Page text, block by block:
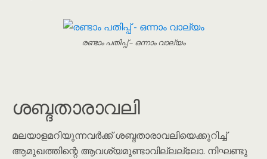
രണ്ടാം പതിപ്പ് – ഒന്നാം വാല്യം
ശബ്ദതാരാവലി
മലയാളമറിയുന്നവർക്ക് ശബ്ദതാരാവലിയെക്കുറിച്ച്
ആമുഖത്തിന്റെ ആവശ്യമുണ്ടാവില്ലല്ലോ. നിഘണ്ടു